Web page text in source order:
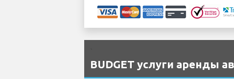
BUDGET услуги аренды